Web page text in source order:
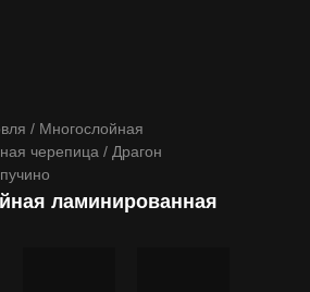
ламинированная
/ Многослойная
черепица / Драгон